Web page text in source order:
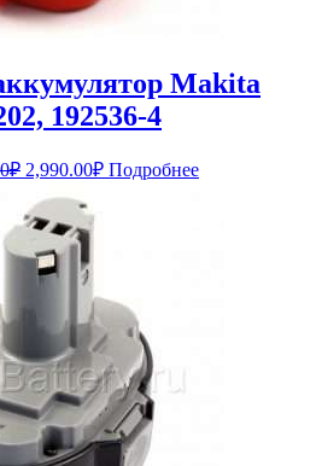
Makita
192536-4
₽ Первоначальная
составляла
3,289.00₽.
2,990.00₽Текущая
Подробнее